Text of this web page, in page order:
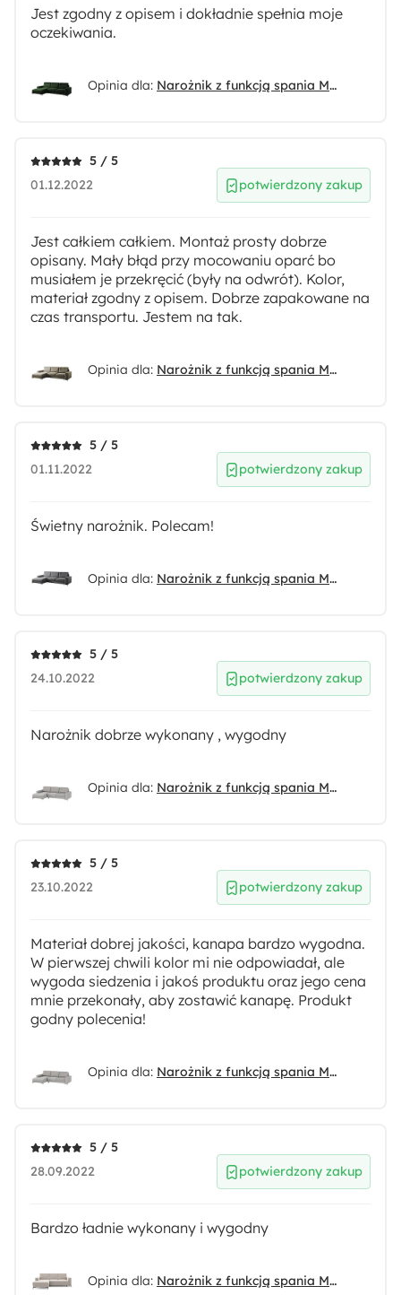
Kolor:
Zielony
Długość:
Powierzchnia spania:
156x204 cm
Lewostronny
Funkcje:
Funkcja spania Pojemnik na pościel
Materiał:
Jest zgodny z opisem i dokładnie spełnia moje
oczekiwania.
Opinia dla: Narożnik z funkcją spania Mokpeo L-kształtny z dwoma pojemnikami na czarnych nóżkach butelkowa zieleń welur lewostronny
5 / 5
01.12.2022
potwierdzony zakup
Jest całkiem całkiem. Montaż prosty dobrze
opisany. Mały błąd przy mocowaniu oparć bo
musiałem je przekręcić (były na odwrót). Kolor,
materiał zgodny z opisem. Dobrze zapakowane na
czas transportu. Jestem na tak.
Opinia dla: Narożnik z funkcją spania Mokpeo L-kształtny z dwoma pojemnikami na czarnych nóżkach beżowy welur lewostronny
5 / 5
01.11.2022
potwierdzony zakup
Świetny narożnik. Polecam!
Opinia dla: Narożnik z funkcją spania Mokpeo L-kształtny z dwoma pojemnikami na czarnych nóżkach grafitowy welur lewostronny
5 / 5
24.10.2022
potwierdzony zakup
Narożnik dobrze wykonany , wygodny
Opinia dla: Narożnik z funkcją spania Mokpeo L-kształtny z dwoma pojemnikami na czarnych nóżkach jasnoszary w tkaninie łatwoczyszczącej lewostronny
5 / 5
23.10.2022
potwierdzony zakup
Materiał dobrej jakości, kanapa bardzo wygodna.
W pierwszej chwili kolor mi nie odpowiadał, ale
wygoda siedzenia i jakoś produktu oraz jego cena
mnie przekonały, aby zostawić kanapę. Produkt
godny polecenia!
Opinia dla: Narożnik z funkcją spania Mokpeo L-kształtny z dwoma pojemnikami na czarnych nóżkach jasnoszary w tkaninie łatwoczyszczącej lewostronny
5 / 5
28.09.2022
potwierdzony zakup
Bardzo ładnie wykonany i wygodny
Opinia dla: Narożnik z funkcją spania Mokpeo L-kształtny z dwoma pojemnikami na czarnych nóżkach beżowy sztruks lewostronny